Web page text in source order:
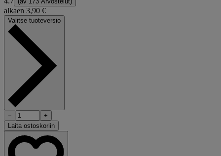
alkaen 3,90 €
Valitse tuoteversio
−
+
Laita ostoskoriin